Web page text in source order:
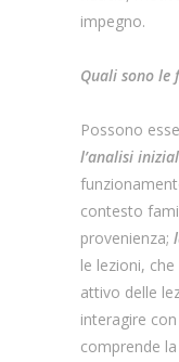
impegno.
Quali sono le
Possono
l’analisi
contesto
provenienza;
le lezioni,
attivo delle
interagire
comprende